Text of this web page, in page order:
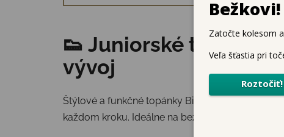
👟 Juniorské topánky
vývoj
Štýlové a funkčné topánky Biomecanics sú
každom kroku. Ideálne na bežné nosenie do